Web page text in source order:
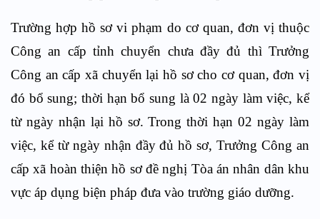
Trường hợp hồ sơ vi phạm do cơ quan, đơn vị thuộc
Công an cấp tỉnh chuyển chưa đầy đủ thì Trưởng
Công an cấp xã chuyển lại hồ sơ cho cơ quan, đơn vị
đó bổ sung; thời hạn bổ sung là 02 ngày làm việc, kể
từ ngày nhận lại hồ sơ. Trong thời hạn 02 ngày làm
việc, kể từ ngày nhận đầy đủ hồ sơ, Trưởng Công an
cấp xã hoàn thiện hồ sơ đề nghị Tòa án nhân dân khu
vực áp dụng biện pháp đưa vào trường giáo dưỡng.